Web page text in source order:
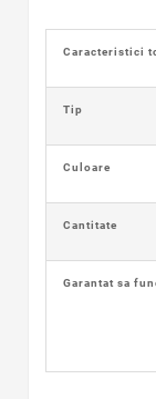
Caracteristici
Tip
Culoare
Cantitate
Garantat sa